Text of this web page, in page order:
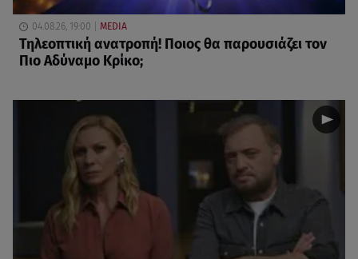
04.08.26, 19:00 MEDIA
Τηλεοπτική ανατροπή! Ποιος θα παρουσιάζει τον
Πιο Αδύναμο Κρίκο;